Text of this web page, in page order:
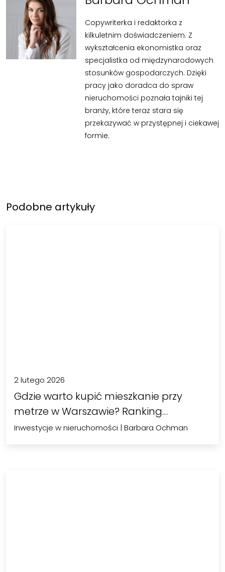
Copywriterka i redaktorka z
kilkuletnim doświadczeniem. Z
wykształcenia ekonomistka oraz
specjalistka od międzynarodowych
stosunków gospodarczych. Dzięki
pracy jako doradca do spraw
nieruchomości poznała tajniki tej
branży, które teraz stara się
przekazywać w przystępnej i ciekawej
formie.
Podobne artykuły
2 lutego 2026
Gdzie warto kupić mieszkanie przy
metrze w Warszawie? Ranking
lokalizacji…
Inwestycje w nieruchomości | Barbara Ochman